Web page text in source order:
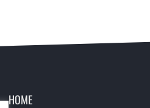
HOME